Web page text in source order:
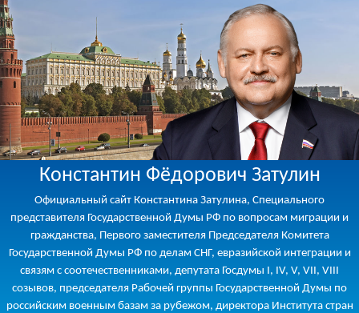
Константин Фёдорович Затулин
Официальный сайт Константина Затулина, Специального
представителя Государственной Думы РФ по вопросам миграции и
гражданства, Первого заместителя Председателя Комитета
Государственной Думы РФ по делам СНГ, евразийской интеграции и
связям с соотечественниками, депутата Госдумы I, IV, V, VII, VIII
созывов, председателя Рабочей группы Государственной Думы по
российским военным базам за рубежом, директора Института стран